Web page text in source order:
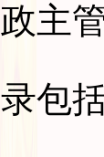
政主
录包